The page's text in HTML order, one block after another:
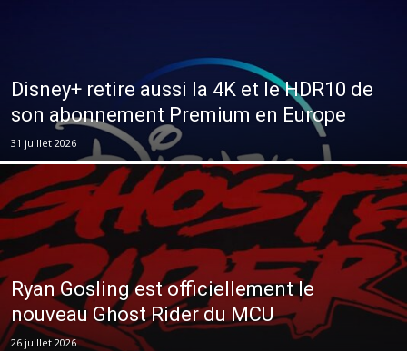
Disney+ retire aussi la 4K et le HDR10 de
son abonnement Premium en Europe
31 juillet 2026
Ryan Gosling est officiellement le
nouveau Ghost Rider du MCU
26 juillet 2026